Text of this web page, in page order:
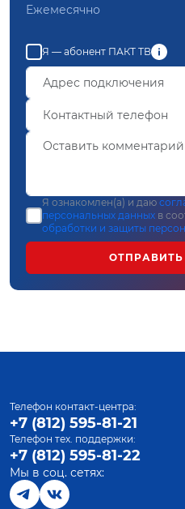
Ежемесячно
Я — абонент ПАКТ ТВ
Я ознакомлен(а) и даю
персональных данных в
обработки и защиты
Телефон контакт-центра:
+7 (812) 595-81-21
Телефон тех. поддержки:
+7 (812) 595-81-22
Мы в соц. сетях: